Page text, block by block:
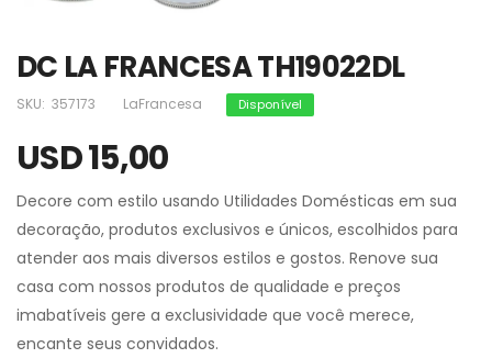
DC LA FRANCESA TH19022DL
SKU: 357173 LaFrancesa Disponível
USD 15,00
Decore com estilo usando Utilidades Domésticas em sua
decoração, produtos exclusivos e únicos, escolhidos para
atender aos mais diversos estilos e gostos. Renove sua
casa com nossos produtos de qualidade e preços
imabatíveis gere a exclusividade que você merece,
encante seus convidados.